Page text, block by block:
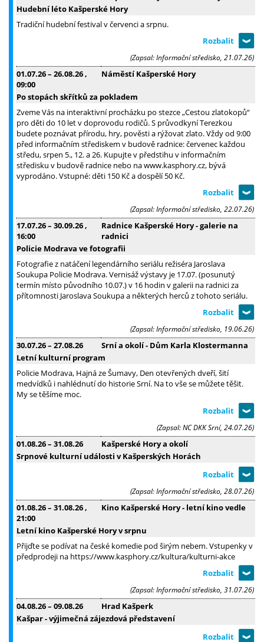
Hudební léto Kašperské Hory
Tradiční hudební festival v červenci a srpnu.
(Zapsal: Informační středisko, 21.07.26)
01.07.26– 26.08.26,
09:00
Náměstí Kašperské Hory
Po stopách skřítků za pokladem
Zveme Vás na interaktivní procházku po stezce „Cestou zlatokopů“
pro děti do 10 let v doprovodu rodičů. S průvodkyní Terezkou
budete poznávat přírodu, hry, pověsti a rýžovat zlato. Vždy od 9:00
před informačním střediskem v budově radnice: červenec každou
středu, srpen 5., 12. a 26. Kupujte v předstihu v informačním
středisku v budově radnice nebo na www.kasphory.cz, bývá
vyprodáno. Vstupné: děti 150 Kč a dospělí 50 Kč.
(Zapsal: Informační středisko, 22.07.26)
17.07.26– 30.09.26,
16:00
Radnice Kašperské Hory - galerie na
radnici
Policie Modrava ve fotografii
Fotografie z natáčení legendárního seriálu režiséra Jaroslava
Soukupa Policie Modrava. Vernisáž výstavy je 17.07. (posunutý
termín místo původního 10.07.) v 16 hodin v galerii na radnici za
přítomnosti Jaroslava Soukupa a některých herců z tohoto seriálu.
(Zapsal: Informační středisko, 19.06.26)
30.07.26– 27.08.26
Srní a okolí - Dům Karla Klostermanna
Letní kulturní program
Policie Modrava, Hajná ze Šumavy, Den otevřených dveří, šití
medvídků i nahlédnutí do historie Srní. Na to vše se můžete těšit.
My se těšíme moc.
(Zapsal: NC DKK Srní, 24.07.26)
01.08.26– 31.08.26
Kašperské Hory a okolí
Srpnové kulturní události v Kašperských Horách
(Zapsal: Informační středisko, 28.07.26)
01.08.26– 31.08.26,
21:00
Kino Kašperské Hory - letní kino vedle
Letní kino Kašperské Hory v srpnu
Přijďte se podívat na české komedie pod širým nebem. Vstupenky v
předprodeji na https://www.kasphory.cz/kultura/kulturni-akce
(Zapsal: Informační středisko, 31.07.26)
04.08.26– 09.08.26
Hrad Kašperk
Kašpar - výjimečná zájezdová představení